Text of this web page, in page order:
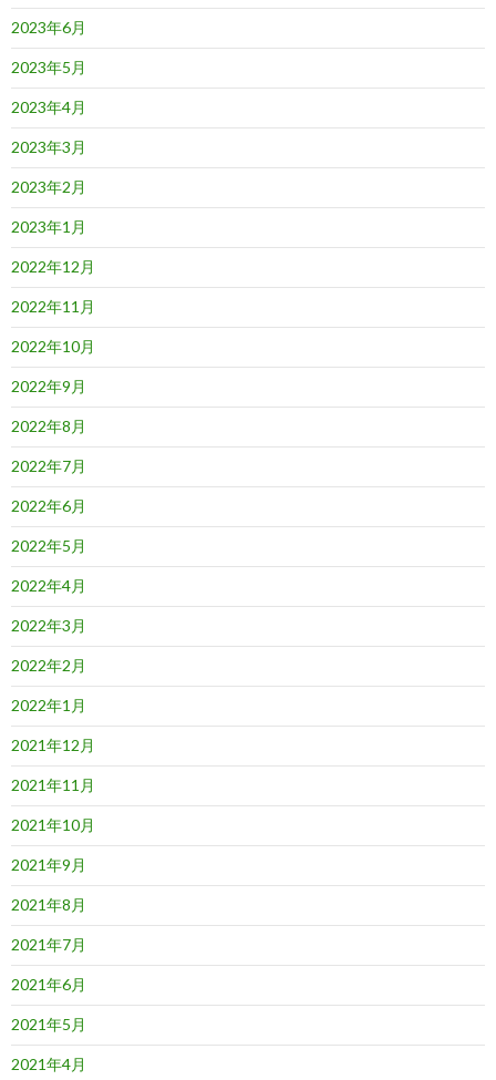
2023年6月
2023年5月
2023年4月
2023年3月
2023年2月
2023年1月
2022年12月
2022年11月
2022年10月
2022年9月
2022年8月
2022年7月
2022年6月
2022年5月
2022年4月
2022年3月
2022年2月
2022年1月
2021年12月
2021年11月
2021年10月
2021年9月
2021年8月
2021年7月
2021年6月
2021年5月
2021年4月